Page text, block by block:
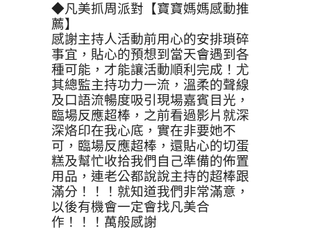
◆凡美抓周派對【寶寶媽媽感動推
薦】
感謝主持人活動前用心的安排瑣碎
事宜，貼心的預想到當天會遇到各
種可能，才能讓活動順利完成！尤
其總監主持功力一流，溫柔的聲線
及口語流暢度吸引現場嘉賓目光，
臨場反應超棒，之前看過影片就深
深烙印在我心底，實在非要她不
可，臨場反應超棒，還貼心的切蛋
糕及幫忙收拾我們自己準備的佈置
用品，連老公都說說主持的超棒跟
滿分！！！就知道我們非常滿意，
以後有機會一定會找凡美合
作！！！萬般感謝